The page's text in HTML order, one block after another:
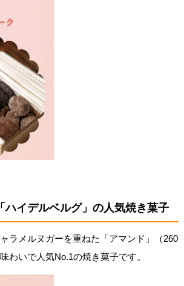
ハイデルベルグ」の人気焼き菓子
ラメルヌガーを重ねた「アマンド」（260
わいで人気No.1の焼き菓子です。